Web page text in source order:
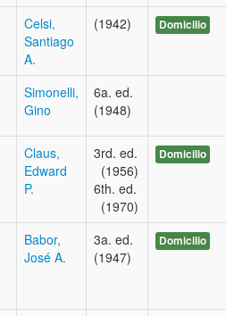
Celsi,
Santiago
A.
(1942) Domicilio
Simonelli,
Gino
6a. ed.
(1948)
Claus,
Edward
P.
3rd. ed.
(1956)
6th. ed.
(1970)
Domicilio
Babor,
José A.
3a. ed.
(1947)
Domicilio